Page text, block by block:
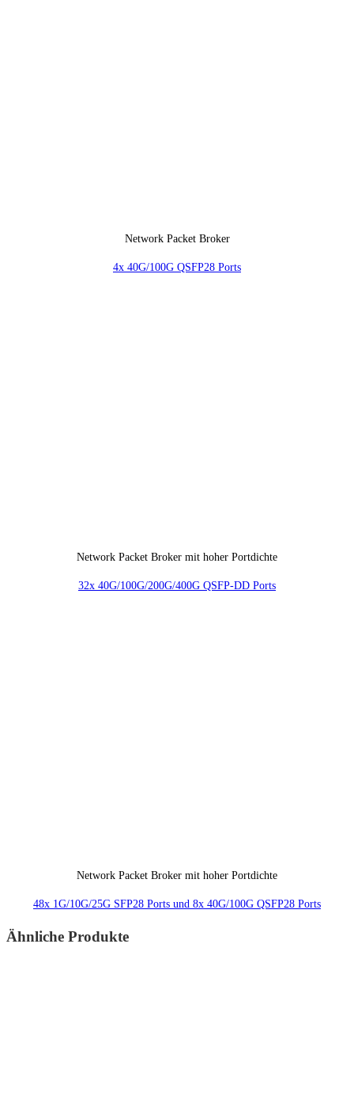
Network Packet Broker
4x 40G/100G QSFP28 Ports
Network Packet Broker mit hoher Portdichte
32x 40G/100G/200G/400G QSFP-DD Ports
Network Packet Broker mit hoher Portdichte
48x 1G/10G/25G SFP28 Ports und 8x 40G/100G QSFP28 Ports
Ähnliche Produkte